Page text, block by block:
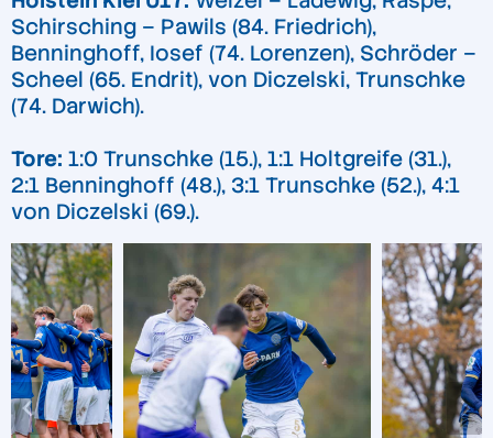
Schirsching – Pawils (84. Friedrich),
Benninghoff, Iosef (74. Lorenzen), Schröder –
Scheel (65. Endrit), von Diczelski, Trunschke
(74. Darwich).
Tore: 1:0 Trunschke (15.), 1:1 Holtgreife (31.),
2:1 Benninghoff (48.), 3:1 Trunschke (52.), 4:1
von Diczelski (69.).